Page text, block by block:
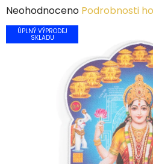
Průměrné
hodnocení
produktu
Neohodnoceno Podrobnosti
ÚPLNÝ VÝPRODEJ
SKLADU